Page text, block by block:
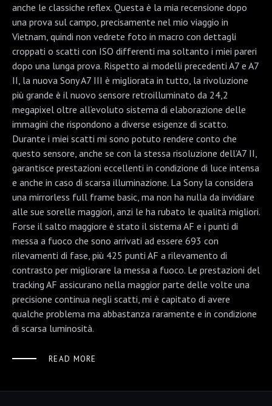
anche le classiche reflex. Questa è la mia recensione dopo
una prova sul campo, precisamente nel mio viaggio in
Vietnam, quindi non vedrete foto in macro con dettagli
croppati o scatti con ISO differenti ma soltanto i miei pareri
dopo una lunga prova. Rispetto ai modelli precedenti A7 e A7
II, la nuova Sony A7 III è migliorata in tutto, la rivoluzione
più grande è il nuovo sensore retroilluminato da 24,2
megapixel oltre all’evoluto sistema di elaborazione delle
immagini che rispondono a diverse esigenze di scatto.
Durante i miei scatti mi sono potuto rendere conto che
questo sensore, anche se con la stessa risoluzione dell’A7 II,
garantisce prestazioni eccellenti in condizione di luce intensa
e anche in caso di scarsa illuminazione. La Sony la considera
una mirrorless full frame basic, ma non ha nulla da invidiare
alle sue sorelle maggiori, anzi le ha rubato le qualità migliori.
Forse il salto maggiore è stato il sistema AF e i punti di
messa a fuoco che sono arrivati ad essere 693 con
rilevamenti di fase, più 425 punti AF a rilevamento di
contrasto per migliorare la messa a fuoco. Le prestazioni del
tracking AF assicurano nella maggior parte delle volte una
precisione continua negli scatti, mi è capitato di avere
qualche problema ma abbastanza raramente e in condizione
di scarsa luminosità.
READ MORE